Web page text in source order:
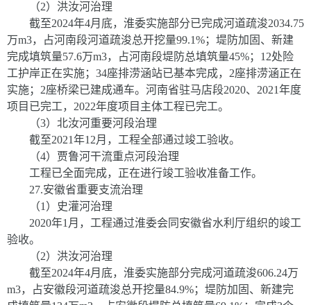
（2）洪汝河治理
截至2024年4月底，淮委实施部分已完成河道疏浚2034.75
万m3，占河南段河道疏浚总开挖量99.1%；堤防加固、新建
完成填筑量57.6万m3，占河南段堤防总填筑量45%； 12处险
工护岸正在实施； 34座排涝涵站已基本完成， 2座排涝涵正在
实施； 2座桥梁已建成通车。河南省驻马店段2020、 2021年度
项目已完工， 2022年度项目主体工程已完工。
（3）北汝河重要河段治理
截至2021年1 2月，工程全部通过竣工验收。
（4）贾鲁河干流重点河段治理
工程已全面完成，正在进行竣工验收准备工作。
27.安徽省重要支流治理
（1 ）史灌河治理
2020年1 月，工程通过淮委会同安徽省水利厅组织的竣工
验收。
（2）洪汝河治理
截至2024年4月底，淮委实施部分完成河道疏浚606.24万
m3，占安徽段河道疏浚总开挖量84.9%；堤防加固、新建完